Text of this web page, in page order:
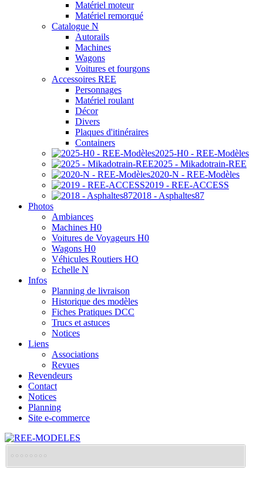
Matériel moteur
Matériel remorqué
Catalogue N
Autorails
Machines
Wagons
Voitures et fourgons
Accessoires REE
Personnages
Matériel roulant
Décor
Divers
Plaques d'itinéraires
Containers
2025-H0 - REE-Modèles
2025 - Mikadotrain-REE
2020-N - REE-Modèles
2019 - REE-ACCESS
2018 - Asphaltes87
Photos
Ambiances
Machines H0
Voitures de Voyageurs H0
Wagons H0
Véhicules Routiers HO
Echelle N
Infos
Planning de livraison
Historique des modèles
Fiches Pratiques DCC
Trucs et astuces
Notices
Liens
Associations
Revues
Revendeurs
Contact
Notices
Planning
Site e-commerce